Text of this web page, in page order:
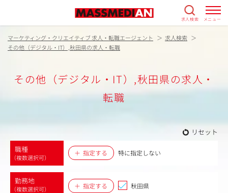
求人検索 メニュー
マーケティング・クリエイティブ 求人・転職エージェント
求人検索
その他（デジタル・IT）,秋田県の求人・転職
その他（デジタル・IT）,秋田県の求人・
転職
リセット
職種
（複数選択可）
指定する 特に指定しない
勤務地
（複数選択可） 指定する 秋田県